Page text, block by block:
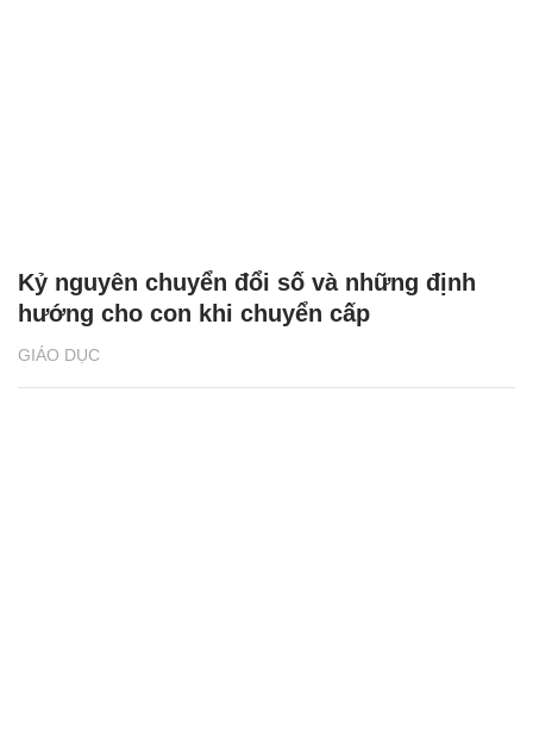
GIÁO DỤC
Kỷ nguyên chuyển đổi số và những định
hướng cho con khi chuyển cấp